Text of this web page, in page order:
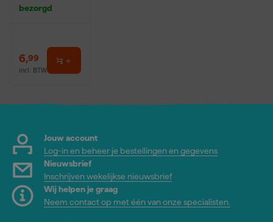
bezorgd
6,99
incl. BTW
Jouw account
Log-in en beheer je bestellingen en gegevens
Nieuwsbrief
Inschrijven wekelijkse nieuwsbrief
Wij helpen je graag
Neem contact op met één van onze specialisten.